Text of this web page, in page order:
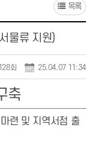
목록
물류 지원)
회 25.04.07 11:34
축
련 및 지역서점 출